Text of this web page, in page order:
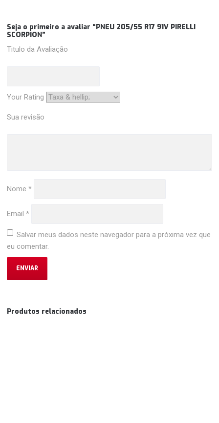
Seja o primeiro a avaliar “PNEU 205/55 R17 91V PIRELLI
SCORPION”
Titulo da Avaliação
Your Rating
Sua revisão
Nome*
Email*
Salvar meus dados neste navegador para a próxima vez que
eu comentar.
Produtos relacionados